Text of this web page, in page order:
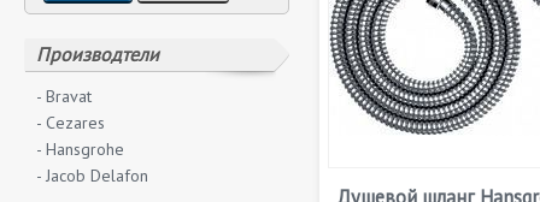
Производтели
- Bravat
- Cezares
- Hansgrohe
- Jacob Delafon